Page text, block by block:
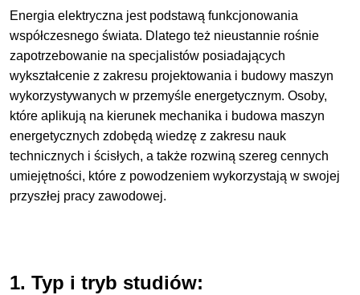
Energia elektryczna jest podstawą funkcjonowania
współczesnego świata. Dlatego też nieustannie rośnie
zapotrzebowanie na specjalistów posiadających
wykształcenie z zakresu projektowania i budowy maszyn
wykorzystywanych w przemyśle energetycznym. Osoby,
które aplikują na kierunek mechanika i budowa maszyn
energetycznych zdobędą wiedzę z zakresu nauk
technicznych i ścisłych, a także rozwiną szereg cennych
umiejętności, które z powodzeniem wykorzystają w swojej
przyszłej pracy zawodowej.
1. Typ i tryb studiów: